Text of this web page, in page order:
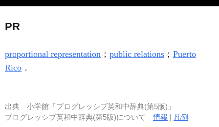
PR
proportional representation ； public relations ； Puerto
Rico ．
出典 小学館「プログレッシブ英和中辞典(第5版)」
プログレッシブ英和中辞典(第5版)について情報 | 凡例